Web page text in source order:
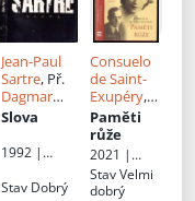
Jean-Paul
Sartre, Př.
Dagmar
Steinová
Slova
1992 |
Stav Dobrý
Consuelo
de Saint-
Exupéry,
Př.Šárka
Belisová
Paměti
růže
2021 |
Euromedia
Group
StavVelmi
dobrý